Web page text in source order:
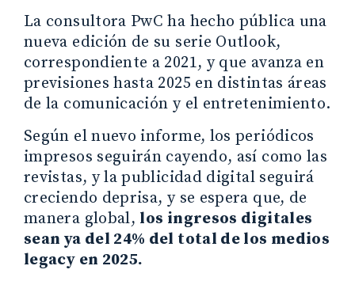
La consultora PwC ha hecho pública una
nueva edición de su serie Outlook,
correspondiente a 2021, y que avanza en
previsiones hasta 2025 en distintas áreas
de la comunicación y el entretenimiento.
Según el nuevo informe, los periódicos
impresos seguirán cayendo, así como las
revistas, y la publicidad digital seguirá
creciendo deprisa, y se espera que, de
manera global, los ingresos digitales
sean ya del 24% del total de los medios
legacy en 2025.